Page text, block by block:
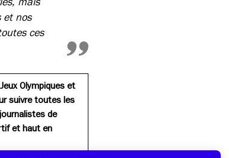
et nos
ces
Olympiques et
suivre toutes les
de
et haut en